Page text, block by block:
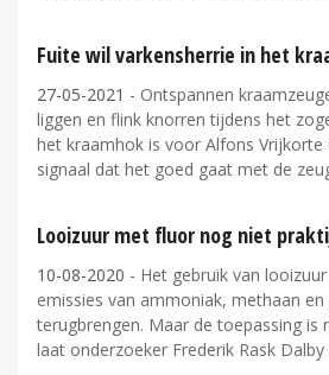
Fuite wil varkensherrie in het
27-05-2021 - Ontspannen
liggen en flink knorren tijdens het
het kraamhok is voor Alfons Vrijkorte
signaal dat het goed gaat met de
Looizuur met fluor nog niet
10-08-2020 - Het gebruik van
emissies van ammoniak, methaan
terugbrengen. Maar de toepassing is
laat onderzoeker Frederik Rask Dalby